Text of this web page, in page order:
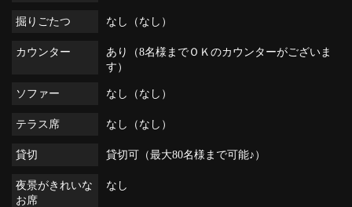
掘りごたつ なし（なし）
カウンター
あり（8名様までＯＫのカウンターがございま
す）
ソファー なし（なし）
テラス席 なし（なし）
貸切 貸切可（最大80名様まで可能♪）
夜景がきれいな
お席
なし